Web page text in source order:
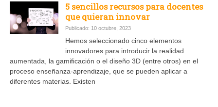
5 sencillos recursos para docentes
que quieran innovar
Publicado: 10 octubre, 2023
Hemos seleccionado cinco elementos
innovadores para introducir la realidad
aumentada, la gamificación o el diseño 3D (entre otros) en el
proceso enseñanza-aprendizaje, que se pueden aplicar a
diferentes materias. Existen